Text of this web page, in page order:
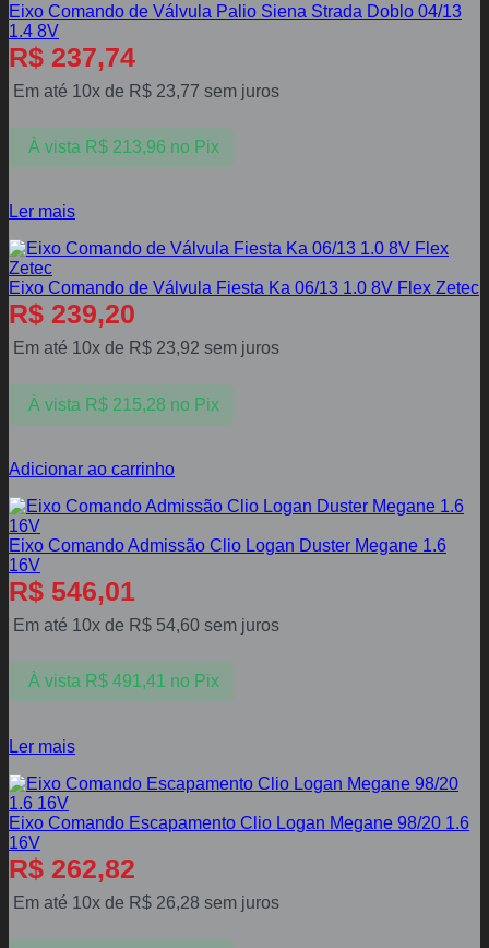
Eixo Comando de Válvula Palio Siena Strada Doblo 04/13
1.4 8V
R$ 237,74
Em até 10x de R$ 23,77 sem juros
À vista R$213,96 no Pix
Ler mais
Eixo Comando de Válvula Fiesta Ka 06/13 1.0 8V Flex Zetec
R$ 239,20
Em até 10x de R$ 23,92 sem juros
À vista R$215,28 no Pix
Adicionar ao carrinho
Eixo Comando Admissão Clio Logan Duster Megane 1.6
16V
R$ 546,01
Em até 10x de R$ 54,60 sem juros
À vista R$491,41 no Pix
Ler mais
Eixo Comando Escapamento Clio Logan Megane 98/20 1.6
16V
R$ 262,82
Em até 10x de R$ 26,28 sem juros